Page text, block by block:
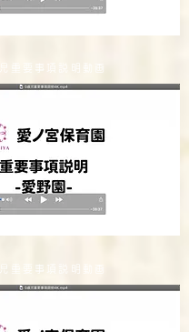
重要事項説明動画